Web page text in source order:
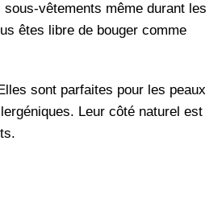
sous-vêtements même durant les
êtes libre de bouger comme
sont parfaites pour les peaux
Leur côté naturel est